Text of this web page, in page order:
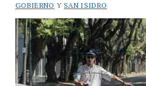
GOBIERNO Y SAN ISIDRO